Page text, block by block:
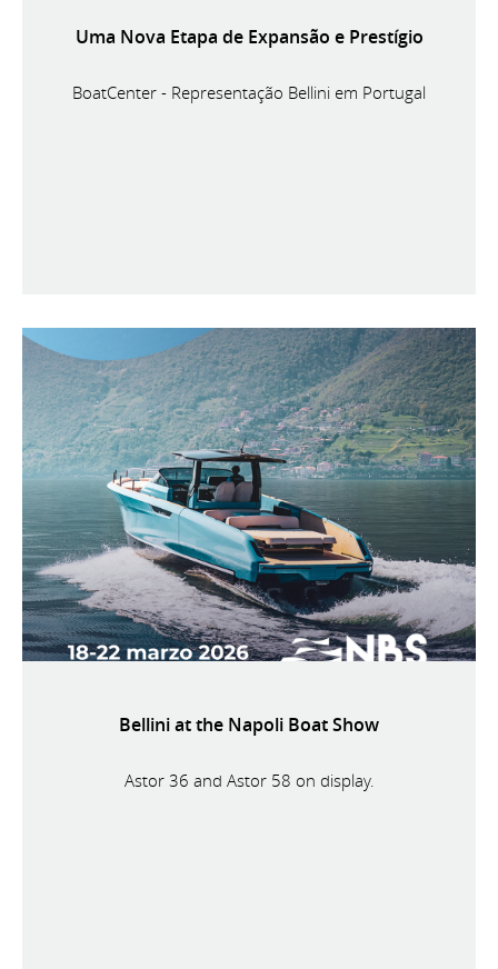
Uma Nova Etapa de Expansão e Prestígio
BoatCenter - Representação Bellini em Portugal
Bellini at the Napoli Boat Show
Astor 36 and Astor 58 on display.